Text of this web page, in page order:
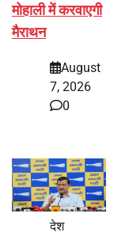
मोहाली में करवाएगी
मैराथन
August
7, 2026
0
देश